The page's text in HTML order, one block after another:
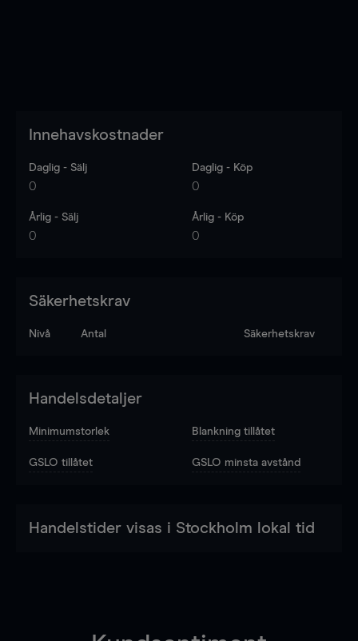
Innehavskostnader
Daglig - Sälj
0
Daglig - Köp
0
Årlig - Sälj
0
Årlig - Köp
0
Säkerhetskrav
Nivå Antal Säkerhetskrav
Handelsdetaljer
Minimumstorlek Blankning tillåtet
GSLO tillåtet GSLO minsta avstånd
Handelstider visas i Stockholm lokal tid